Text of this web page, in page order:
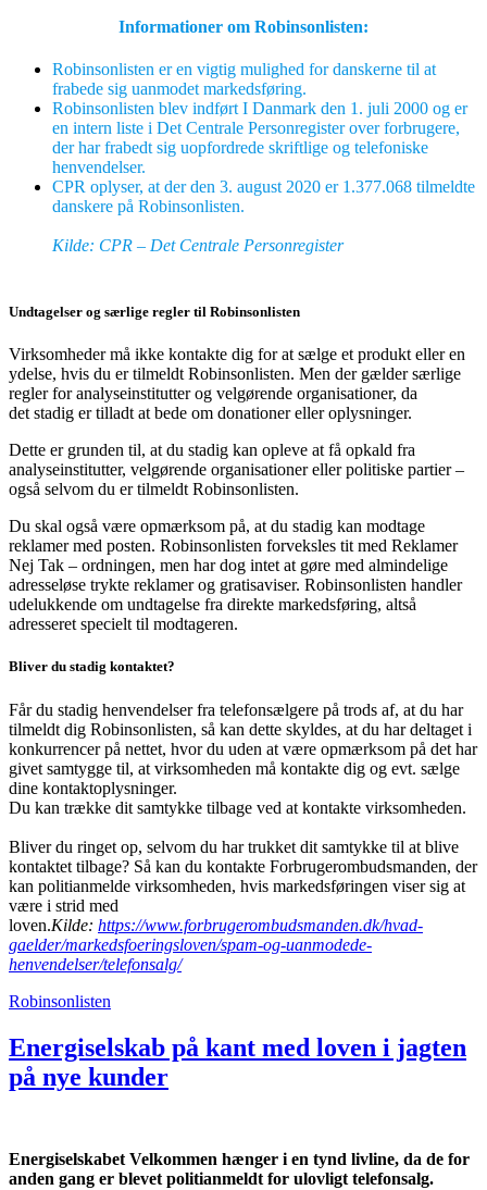
Informationer om Robinsonlisten:
Robinsonlisten er en vigtig mulighed for danskerne til at
frabede sig uanmodet markedsføring.
Robinsonlisten blev indført I Danmark den 1. juli 2000 og er
en intern liste i Det Centrale Personregister over forbrugere,
der har frabedt sig uopfordrede skriftlige og telefoniske
henvendelser.
CPR oplyser, at der den 3. august 2020 er 1.377.068 tilmeldte
danskere på Robinsonlisten.
Kilde: CPR – Det Centrale Personregister
Undtagelser og særlige regler til Robinsonlisten
Virksomheder må ikke kontakte dig for at sælge et produkt eller en
ydelse, hvis du er tilmeldt Robinsonlisten. Men der gælder særlige
regler for analyseinstitutter og velgørende organisationer, da
det stadig er tilladt at bede om donationer eller oplysninger.
Dette er grunden til, at du stadig kan opleve at få opkald fra
analyseinstitutter, velgørende organisationer eller politiske partier –
også selvom du er tilmeldt Robinsonlisten.
Du skal også være opmærksom på, at du stadig kan modtage
reklamer med posten. Robinsonlisten forveksles tit med Reklamer
Nej Tak – ordningen, men har dog intet at gøre med almindelige
adresseløse trykte reklamer og gratisaviser. Robinsonlisten handler
udelukkende om undtagelse fra direkte markedsføring, altså
adresseret specielt til modtageren.
Bliver du stadig kontaktet?
Får du stadig henvendelser fra telefonsælgere på trods af, at du har
tilmeldt dig Robinsonlisten, så kan dette skyldes, at du har deltaget i
konkurrencer på nettet, hvor du uden at være opmærksom på det har
givet samtygge til, at virksomheden må kontakte dig og evt. sælge
dine kontaktoplysninger.
Du kan trække dit samtykke tilbage ved at kontakte virksomheden.
Bliver du ringet op, selvom du har trukket dit samtykke til at blive
kontaktet tilbage? Så kan du kontakte Forbrugerombudsmanden, der
kan politianmelde virksomheden, hvis markedsføringen viser sig at
være i strid med
loven.Kilde: https://www.forbrugerombudsmanden.dk/hvad-
gaelder/markedsfoeringsloven/spam-og-uanmodede-
henvendelser/telefonsalg/
Robinsonlisten
Energiselskab på kant med loven i jagten
på nye kunder
Energiselskabet Velkommen hænger i en tynd livline, da de for
anden gang er blevet politianmeldt for ulovligt telefonsalg.